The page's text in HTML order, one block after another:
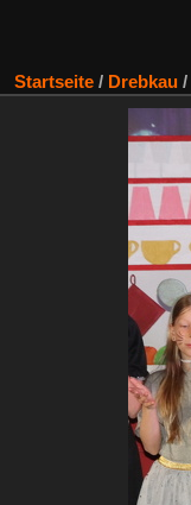
Startseite / Drebkau /